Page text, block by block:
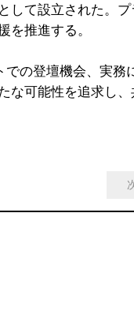
して設立された。プ
推進する。
の登壇機会、実務
な可能性を追求し